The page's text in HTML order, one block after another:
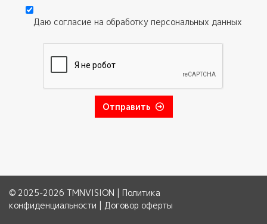
Даю согласие на обработку персональных данных
Отправить
© 2025-2026 TMNVISION | Политика
конфиденциальности | Договор оферты